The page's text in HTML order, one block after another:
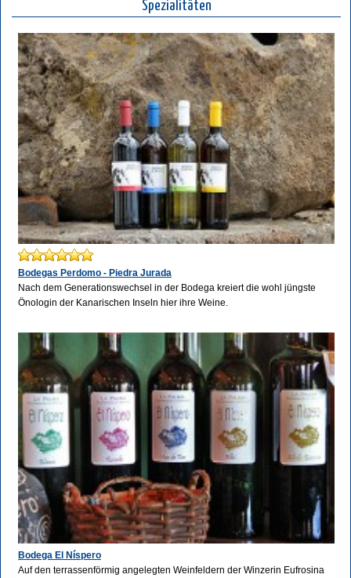
Spezialitäten
Bodegas Perdomo - Piedra Jurada
Nach dem Generationswechsel in der Bodega kreiert die wohl jüngste
Önologin der Kanarischen Inseln hier ihre Weine.
Bodega El Níspero
Auf den terrassenförmig angelegten Weinfeldern der Winzerin Eufrosina